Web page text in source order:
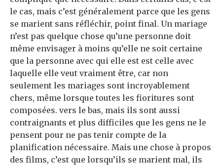
le cas, mais c’est généralement parce que les gens
se marient sans réfléchir, point final. Un mariage
n’est pas quelque chose qu’une personne doit
même envisager à moins qu’elle ne soit certaine
que la personne avec qui elle est est celle avec
laquelle elle veut vraiment être, car non
seulement les mariages sont incroyablement
chers, même lorsque toutes les fioritures sont
composées. vers le bas, mais ils sont aussi
contraignants et plus difficiles que les gens ne le
pensent pour ne pas tenir compte de la
planification nécessaire. Mais une chose à propos
des films, c’est que lorsqu’ils se marient mal, ils